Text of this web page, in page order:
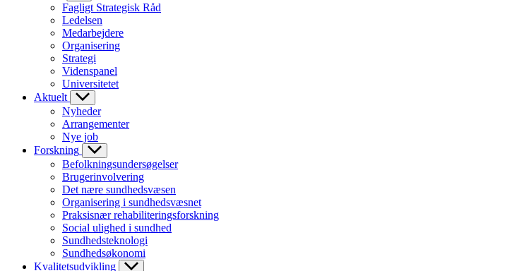
Fagligt Strategisk Råd
Ledelsen
Medarbejdere
Organisering
Strategi
Videnspanel
Universitetet
Aktuelt
Nyheder
Arrangementer
Nye job
Forskning
Befolkningsundersøgelser
Brugerinvolvering
Det nære sundhedsvæsen
Organisering i sundhedsvæsnet
Praksisnær rehabiliteringsforskning
Social ulighed i sundhed
Sundhedsteknologi
Sundhedsøkonomi
Kvalitetsudvikling